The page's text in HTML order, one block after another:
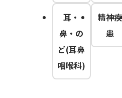
耳・
鼻・の
ど(耳鼻
咽喉科)
精神疾
患